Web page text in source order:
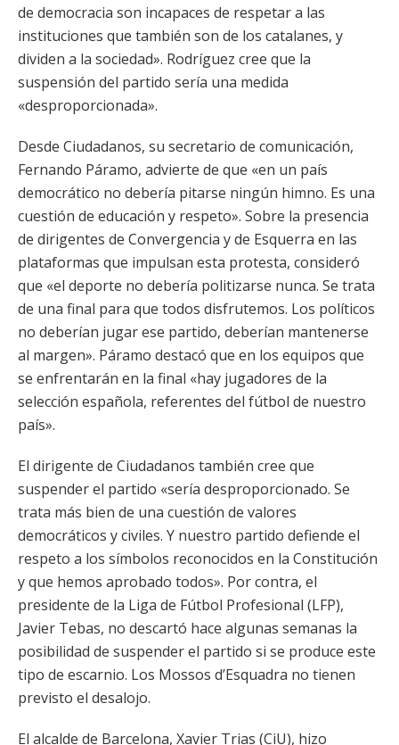
de democracia son incapaces de respetar a las
instituciones que también son de los catalanes, y
dividen a la sociedad». Rodríguez cree que la
suspensión del partido sería una medida
«desproporcionada».
Desde Ciudadanos, su secretario de comunicación,
Fernando Páramo, advierte de que «en un país
democrático no debería pitarse ningún himno. Es una
cuestión de educación y respeto». Sobre la presencia
de dirigentes de Convergencia y de Esquerra en las
plataformas que impulsan esta protesta, consideró
que «el deporte no debería politizarse nunca. Se trata
de una final para que todos disfrutemos. Los políticos
no deberían jugar ese partido, deberían mantenerse
al margen». Páramo destacó que en los equipos que
se enfrentarán en la final «hay jugadores de la
selección española, referentes del fútbol de nuestro
país».
El dirigente de Ciudadanos también cree que
suspender el partido «sería desproporcionado. Se
trata más bien de una cuestión de valores
democráticos y civiles. Y nuestro partido defiende el
respeto a los símbolos reconocidos en la Constitución
y que hemos aprobado todos». Por contra, el
presidente de la Liga de Fútbol Profesional (LFP),
Javier Tebas, no descartó hace algunas semanas la
posibilidad de suspender el partido si se produce este
tipo de escarnio. Los Mossos d’Esquadra no tienen
previsto el desalojo.
El alcalde de Barcelona, Xavier Trias (CiU), hizo